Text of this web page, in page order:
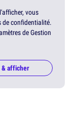
vous
de confidentialité.
de Gestion
& afficher